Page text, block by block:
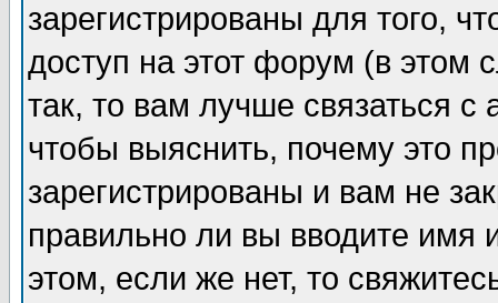
зарегистрированы для того,
доступ на этот форум (в этом
так, то вам лучше связаться
чтобы выяснить, почему это
зарегистрированы и вам не
правильно ли вы вводите
этом, если же нет, то